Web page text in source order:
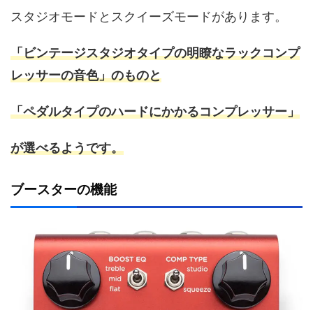
スタジオモードとスクイーズモードがあります。
「ビンテージスタジオタイプの明瞭なラックコンプ
レッサーの音色」のものと
「ペダルタイプのハードにかかるコンプレッサー」
が選べるようです。
ブースターの機能